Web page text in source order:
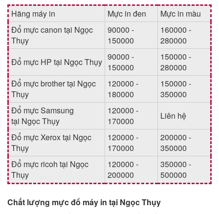
Hãng máy in
Mực in đen
Mực in màu
Đổ mực canon tại Ngọc
Thụy
90000 -
150000
160000 -
280000
Đổ mực HP tại Ngọc Thụy 90000 -
150000
150000 -
280000
Đổ mực brother tại Ngọc
Thụy
120000 -
180000
150000 -
350000
Đổ mực Samsung
tại Ngọc Thụy
120000 -
170000
Liên hệ
Đổ mực Xerox tại Ngọc
Thụy
120000 -
170000
200000 -
350000
Đổ mực ricoh tại Ngọc
Thụy
120000 -
200000
350000 -
500000
Chất lượng mực đổ máy in tại Ngọc Thụy